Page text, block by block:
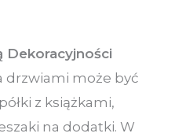
Dekoracyjności
drzwiami może być
z książkami,
na dodatki. W